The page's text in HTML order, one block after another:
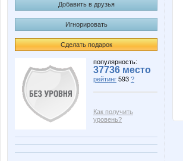
Добавить в друзья
Игнорировать
Сделать подарок
популярность:
37736 место
рейтинг 593 ?
Как получить
уровень?